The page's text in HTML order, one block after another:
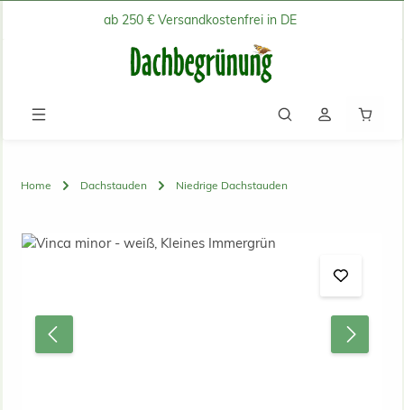
Zum Hauptinhalt springenab 250 € Versandkostenfrei in DE
Home Dachstauden Niedrige Dachstauden
Bildergalerie überspringen